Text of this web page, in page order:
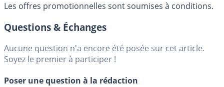
Les offres promotionnelles sont soumises à conditions.
Questions & Échanges
Aucune question n'a encore été posée sur cet article.
Soyez le premier à participer !
Poser une question à la rédaction